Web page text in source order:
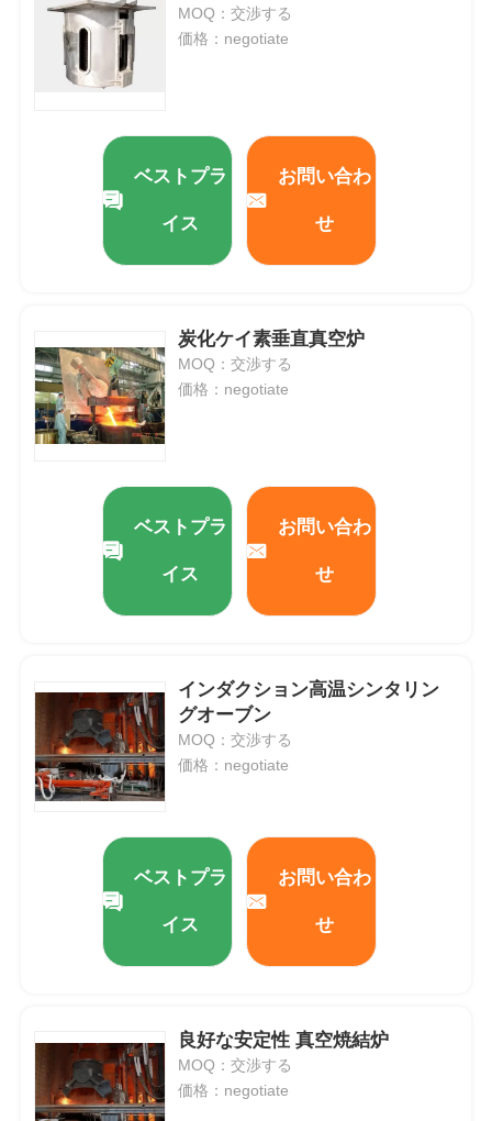
MOQ：交渉する
価格：negotiate
ベストプラ
イス
お問い合わ
せ
炭化ケイ素垂直真空炉
MOQ：交渉する
価格：negotiate
ベストプラ
イス
お問い合わ
せ
インダクション高温シンタリン
グオーブン
MOQ：交渉する
価格：negotiate
ベストプラ
イス
お問い合わ
せ
良好な安定性 真空焼結炉
MOQ：交渉する
価格：negotiate